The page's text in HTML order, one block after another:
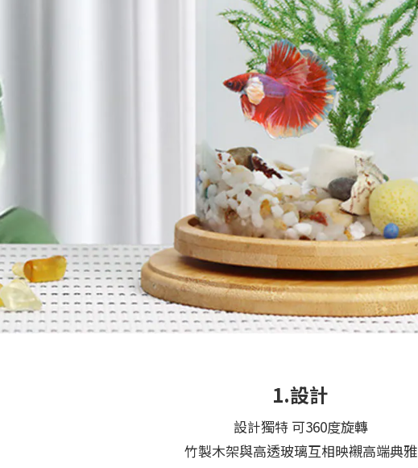
1.設計
設計獨特 可360度旋轉
竹製木架與高透玻璃互相映襯高端典雅